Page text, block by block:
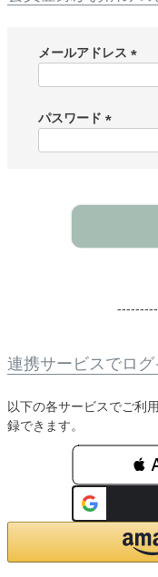
メールアドレス
)
パスワード
連携サービスでロ
以下の各サービスでご利
録できます。
